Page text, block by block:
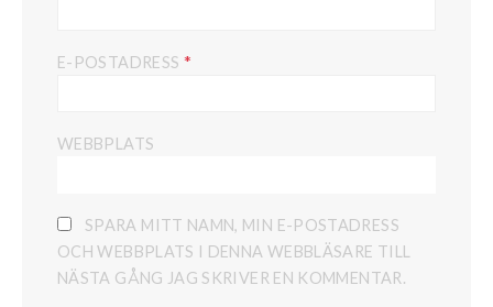
E-POSTADRESS *
WEBBPLATS
SPARA MITT NAMN, MIN E-POSTADRESS
OCH WEBBPLATS I DENNA WEBBLÄSARE TILL
NÄSTA GÅNG JAG SKRIVER EN KOMMENTAR.